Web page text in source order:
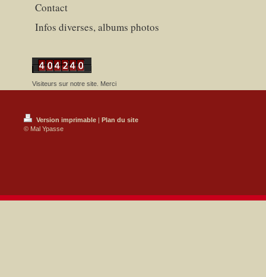
Contact
Infos diverses, albums photos
Visiteurs sur notre site. Merci
Version imprimable | Plan du site
© Mal Ypasse